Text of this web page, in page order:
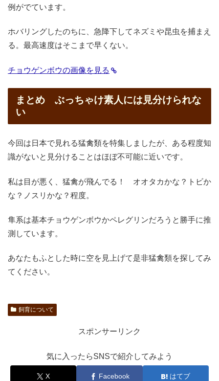
例がでています。
ホバリングしたのちに、急降下してネズミや昆虫を捕まえ
る。最高速度はそこまで早くない。
チョウゲンボウの画像を見る
まとめ ぶっちゃけ素人には見分けられな
い
今回は日本で見れる猛禽類を特集しましたが、ある程度知
識がないと見分けることはほぼ不可能に近いです。
私は目が悪く、猛禽が飛んでる！ オオタカかな？トビか
な？ノスリかな？程度。
隼系は基本チョウゲンボウかペレグリンだろうと勝手に推
測しています。
あなたもふとした時に空を見上げて是非猛禽類を探してみ
てください。
飼育について
スポンサーリンク
気に入ったらSNSで紹介してみよう
X Facebook はてブ